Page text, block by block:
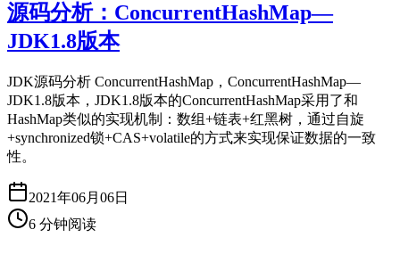
源码分析：ConcurrentHashMap—
JDK1.8版本
JDK源码分析 ConcurrentHashMap，ConcurrentHashMap—
JDK1.8版本，JDK1.8版本的ConcurrentHashMap采用了和
HashMap类似的实现机制：数组+链表+红黑树，通过自旋
+synchronized锁+CAS+volatile的方式来实现保证数据的一致
性。
2021年06月06日
6 分钟阅读